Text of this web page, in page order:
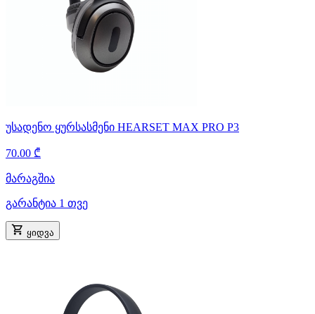
უსადენო ყურსასმენი HEARSET MAX PRO P3
70.00 ₾
მარაგშია
გარანტია 1 თვე
ყიდვა